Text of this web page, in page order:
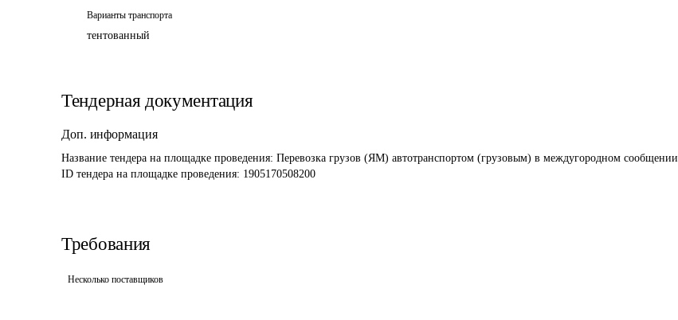
Варианты транспорта
тентованный
Тендерная документация
Доп. информация
Название тендера на площадке проведения: Перевозка грузов (ЯМ) автотранспортом (грузовым) в междугородном сообщении
ID тендера на площадке проведения: 1905170508200
Требования
Несколько поставщиков